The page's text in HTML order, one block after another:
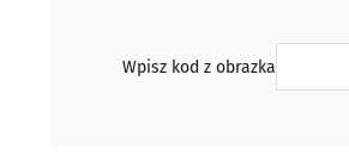
Wpisz kod z obrazka